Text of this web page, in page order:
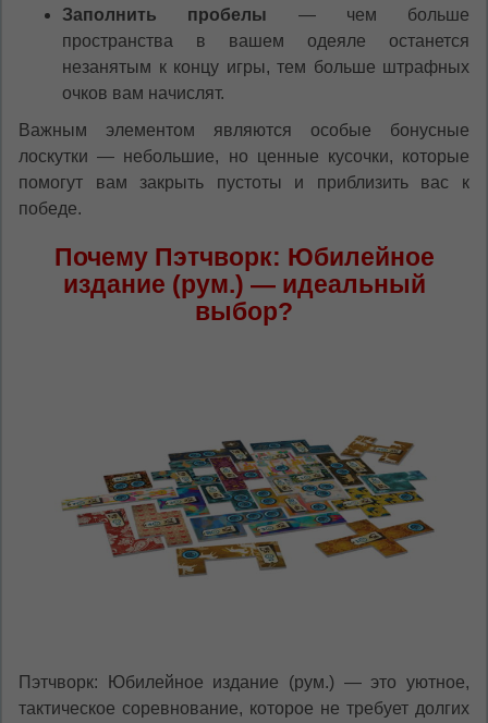
Заполнить пробелы — чем больше
пространства в вашем одеяле останется
незанятым к концу игры, тем больше штрафных
очков вам начислят.
Важным элементом являются особые бонусные
лоскутки — небольшие, но ценные кусочки, которые
помогут вам закрыть пустоты и приблизить вас к
победе.
Почему Пэтчворк: Юбилейное
издание (рум.) — идеальный
выбор?
Пэтчворк: Юбилейное издание (рум.) — это уютное,
тактическое соревнование, которое не требует долгих